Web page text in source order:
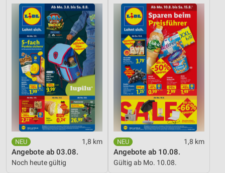
1,8 km
Angebote ab 03.08.
Noch heute gültig
1,8 km
Angebote ab 10.08.
Gültig ab Mo. 10.08.